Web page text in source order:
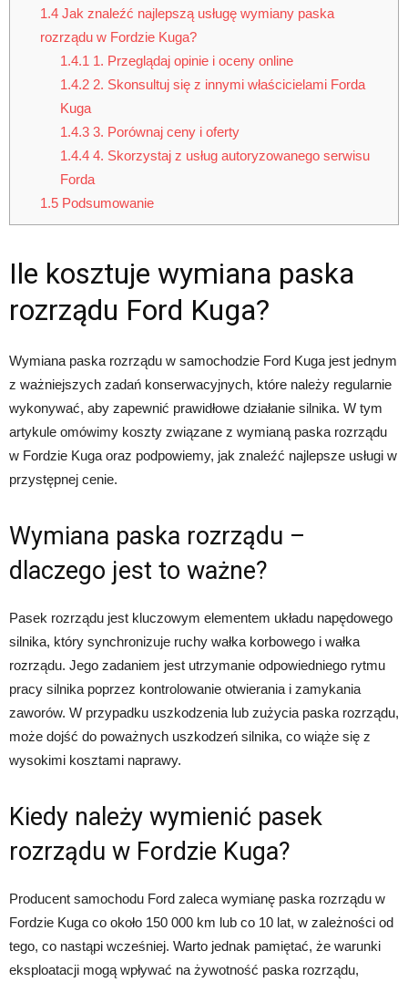
1.4Jak znaleźć najlepszą usługę wymiany paska
rozrządu w Fordzie Kuga?
1.4.1 1. Przeglądaj opinie i oceny online
1.4.2 2. Skonsultuj się z innymi właścicielami Forda
Kuga
1.4.3 3. Porównaj ceny i oferty
1.4.4 4. Skorzystaj z usług autoryzowanego serwisu
Forda
1.5Podsumowanie
Ile kosztuje wymiana paska
rozrządu Ford Kuga?
Wymiana paska rozrządu w samochodzie Ford Kuga jest jednym
z ważniejszych zadań konserwacyjnych, które należy regularnie
wykonywać, aby zapewnić prawidłowe działanie silnika. W tym
artykule omówimy koszty związane z wymianą paska rozrządu
w Fordzie Kuga oraz podpowiemy, jak znaleźć najlepsze usługi w
przystępnej cenie.
Wymiana paska rozrządu –
dlaczego jest to ważne?
Pasek rozrządu jest kluczowym elementem układu napędowego
silnika, który synchronizuje ruchy wałka korbowego i wałka
rozrządu. Jego zadaniem jest utrzymanie odpowiedniego rytmu
pracy silnika poprzez kontrolowanie otwierania i zamykania
zaworów. W przypadku uszkodzenia lub zużycia paska rozrządu,
może dojść do poważnych uszkodzeń silnika, co wiąże się z
wysokimi kosztami naprawy.
Kiedy należy wymienić pasek
rozrządu w Fordzie Kuga?
Producent samochodu Ford zaleca wymianę paska rozrządu w
Fordzie Kuga co około 150 000 km lub co 10 lat, w zależności od
tego, co nastąpi wcześniej. Warto jednak pamiętać, że warunki
eksploatacji mogą wpływać na żywotność paska rozrządu,